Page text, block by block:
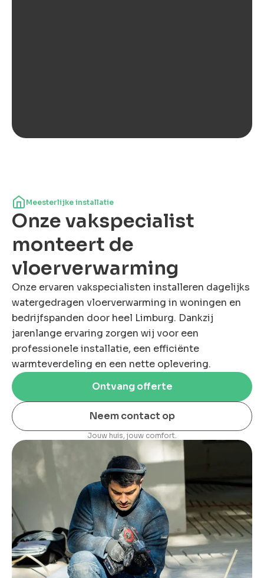
Meesterlijke installatie
Onze vakspecialist
monteert de
vloerverwarming
Onze ervaren vakspecialisten installeren dagelijks
watergedragen vloerverwarming in woningen en
bedrijfspanden door heel Limburg. Dankzij
jarenlange ervaring zorgen wij voor een
professionele installatie, een efficiënte
warmteverdeling en een nette oplevering.
Ontvang offerte
Neem contact op
Jouw huis, jouw comfort.